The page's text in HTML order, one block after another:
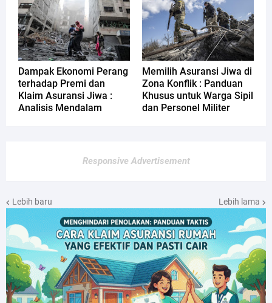
Dampak Ekonomi Perang
terhadap Premi dan
Klaim Asuransi Jiwa :
Analisis Mendalam
Memilih Asuransi Jiwa di
Zona Konflik : Panduan
Khusus untuk Warga Sipil
dan Personel Militer
Responsive Advertisement
Lebih baru Lebih lama